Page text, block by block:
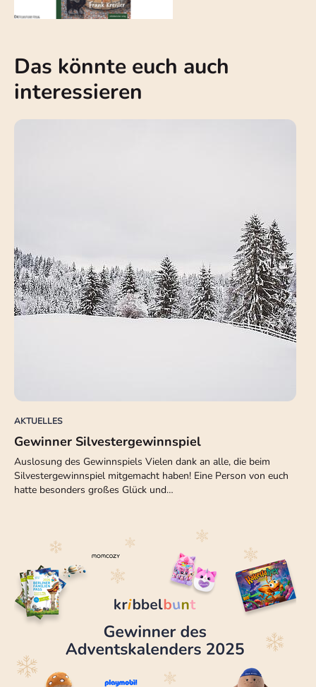
Das könnte euch auch
interessieren
AKTUELLES
Gewinner Silvestergewinnspiel
Auslosung des Gewinnspiels Vielen dank an alle, die beim
Silvestergewinnspiel mitgemacht haben! Eine Person von euch
hatte besonders großes Glück und…